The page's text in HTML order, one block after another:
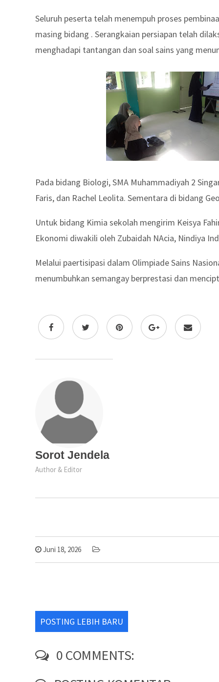
Seluruh peserta telah menempuh proses
masing bidang . Serangkaian persiapan telah
menghadapi tantangan dan soal sains yang
Pada bidang Biologi, SMA Muhammadiyah 2
Faris, dan Rachel Leolita. Sementara di bidang
Untuk bidang Kimia sekolah mengirim Keisya
Ekonomi diwakili oleh Zubaidah NAcia, Nindiya
Melalui paertisipasi dalam Olimpiade Sains
menumbuhkan semangay berprestasi dan
Sorot Jendela
Author & Editor
Juni 18, 2026
POSTING LEBIH BARU
0 COMMENTS: